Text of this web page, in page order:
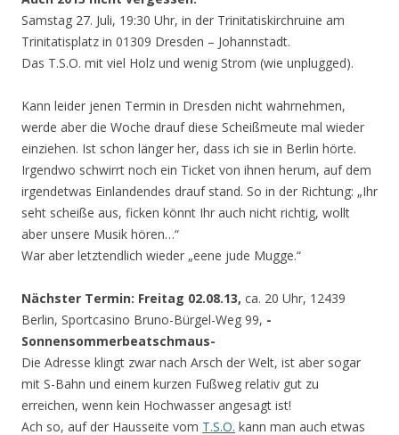
Samstag 27. Juli, 19:30 Uhr, in der Trinitatiskirchruine am
Trinitatisplatz in 01309 Dresden – Johannstadt.
Das T.S.O. mit viel Holz und wenig Strom (wie unplugged).
Kann leider jenen Termin in Dresden nicht wahrnehmen,
werde aber die Woche drauf diese Scheißmeute mal wieder
einziehen. Ist schon länger her, dass ich sie in Berlin hörte.
Irgendwo schwirrt noch ein Ticket von ihnen herum, auf dem
irgendetwas Einlandendes drauf stand. So in der Richtung: „Ihr
seht scheiße aus, ficken könnt Ihr auch nicht richtig, wollt
aber unsere Musik hören…“
War aber letztendlich wieder „eene jude Mugge.“
Nächster Termin: Freitag 02.08.13, ca. 20 Uhr, 12439
Berlin, Sportcasino Bruno-Bürgel-Weg 99, -
Sonnensommerbeatschmaus-
Die Adresse klingt zwar nach Arsch der Welt, ist aber sogar
mit S-Bahn und einem kurzen Fußweg relativ gut zu
erreichen, wenn kein Hochwasser angesagt ist!
Ach so, auf der Hausseite vom T.S.O. kann man auch etwas